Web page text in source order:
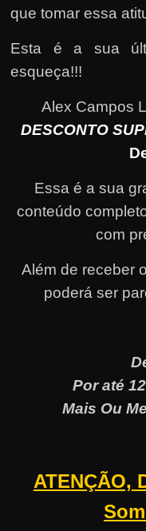
que tomar essa
Esta é a sua
esqueça!!!
Alex Campos
DESCONTO
Essa é a sua
conteúdo
com
Além de receber
poderá ser
Por até
Mais Ou
ATENÇÃO,